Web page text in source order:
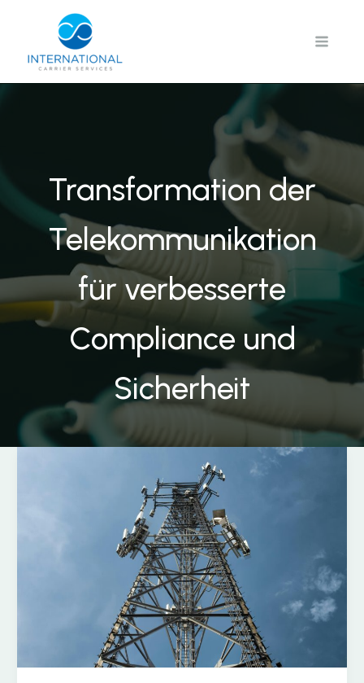
Transformation der
Telekommunikation
für verbesserte
Compliance und
Sicherheit